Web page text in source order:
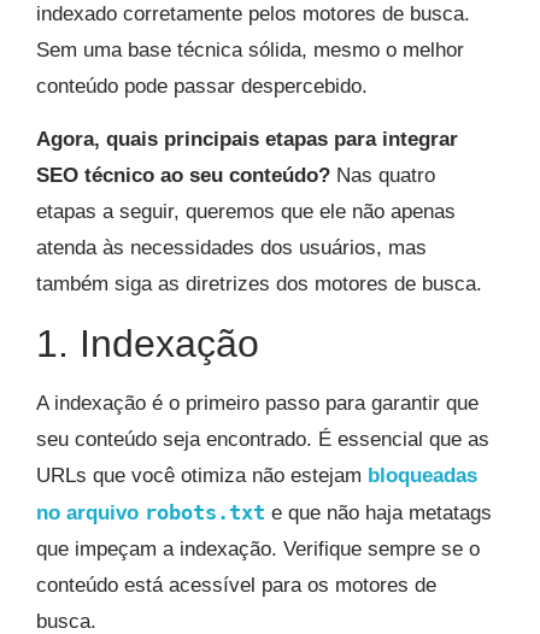
indexado corretamente pelos motores de busca.
Sem uma base técnica sólida, mesmo o melhor
conteúdo pode passar despercebido.
Agora, quais principais etapas para integrar
SEO técnico ao seu conteúdo? Nas quatro
etapas a seguir, queremos que ele não apenas
atenda às necessidades dos usuários, mas
também siga as diretrizes dos motores de busca.
1. Indexação
A indexação é o primeiro passo para garantir que
seu conteúdo seja encontrado. É essencial que as
URLs que você otimiza não estejam bloqueadas
no arquivo robots.txt e que não haja metatags
que impeçam a indexação. Verifique sempre se o
conteúdo está acessível para os motores de
busca.